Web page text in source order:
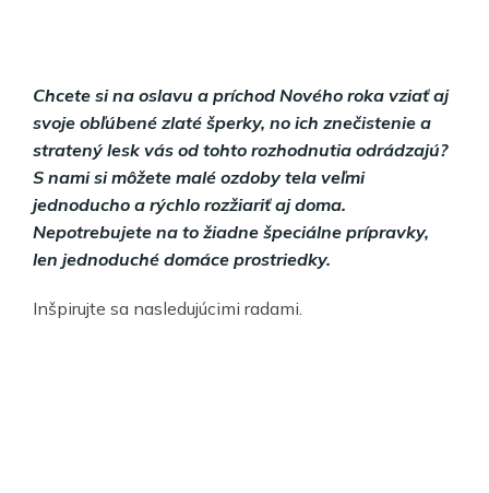
Chcete si na oslavu a príchod Nového roka vziať aj
svoje obľúbené zlaté šperky, no ich znečistenie a
stratený lesk vás od tohto rozhodnutia odrádzajú?
S nami si môžete malé ozdoby tela veľmi
jednoducho a rýchlo rozžiariť aj doma.
Nepotrebujete na to žiadne špeciálne prípravky,
len jednoduché domáce prostriedky.
Inšpirujte sa nasledujúcimi radami.